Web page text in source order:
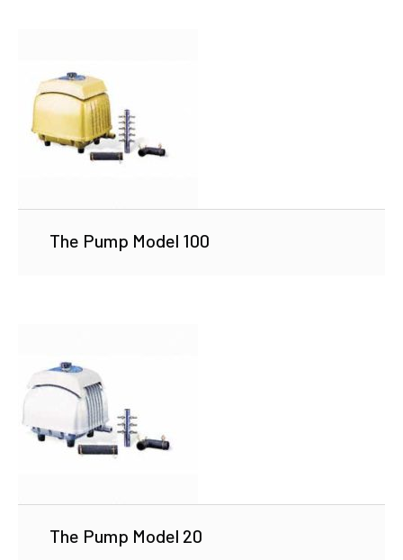
The Pump Model 100
The Pump Model 20